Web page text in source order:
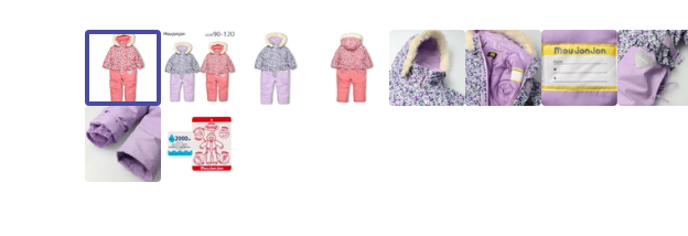
ー
メ
デ